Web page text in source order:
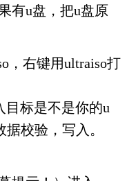
有u盘，把u盘原
，右键用ultraiso打
目标是不是你的u
校验，写入。